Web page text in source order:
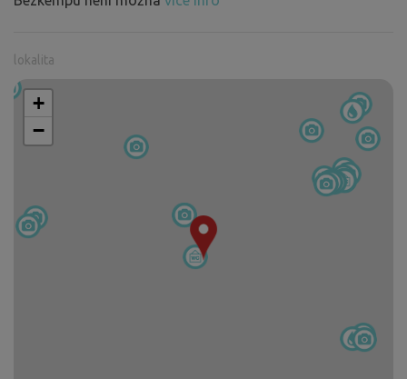
lokalita
+
−